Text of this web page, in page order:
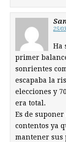
25/
Ha
primer
sonrientes
escapaba la
elecciones y
era total.
Es de
contentos ya
mantener sus